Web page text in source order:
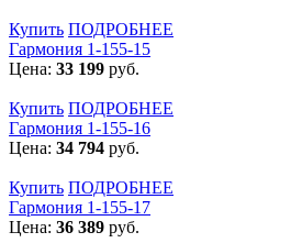
Купить ПОДРОБНЕЕ
Гармония 1-155-15
Цена: 33 199 руб.
Купить ПОДРОБНЕЕ
Гармония 1-155-16
Цена: 34 794 руб.
Купить ПОДРОБНЕЕ
Гармония 1-155-17
Цена: 36 389 руб.